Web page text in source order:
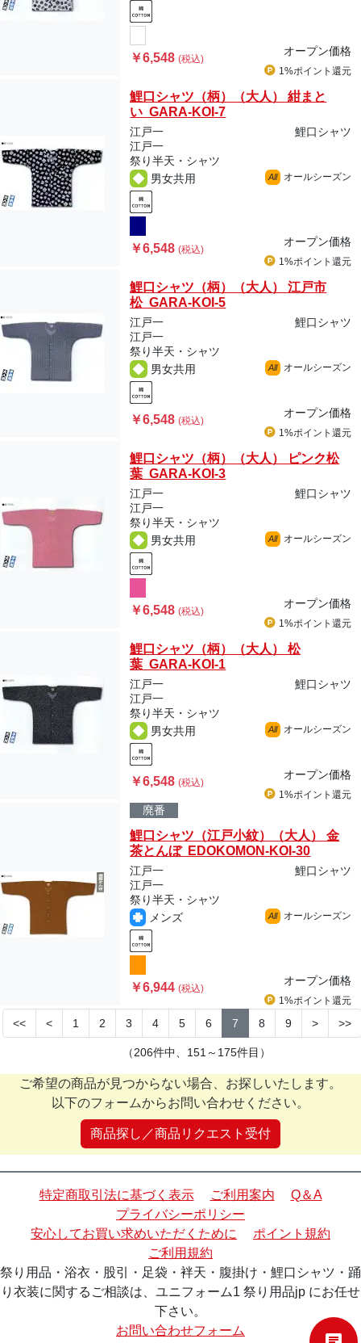
￥6,548(税込)
オープン価格
1%ポイント 還元
鯉口シャツ（柄）（大人） 紺まと
い GARA-KOI-7
江戸一
鯉口シャツ
江戸一
祭り半天・シャツ
男女共用
All オールシーズン
￥6,548(税込)
オープン価格
1%ポイント 還元
鯉口シャツ（柄）（大人） 江戸市
松 GARA-KOI-5
江戸一
鯉口シャツ
江戸一
祭り半天・シャツ
男女共用
All オールシーズン
￥6,548(税込)
オープン価格
1%ポイント 還元
鯉口シャツ（柄）（大人） ピンク松
葉 GARA-KOI-3
江戸一
鯉口シャツ
江戸一
祭り半天・シャツ
男女共用
All オールシーズン
￥6,548(税込)
オープン価格
1%ポイント 還元
鯉口シャツ（柄）（大人） 松
葉 GARA-KOI-1
江戸一
鯉口シャツ
江戸一
祭り半天・シャツ
男女共用
All オールシーズン
￥6,548(税込)
オープン価格
1%ポイント 還元
廃番
鯉口シャツ（江戸小紋）（大人） 金
茶とんぼ EDOKOMON-KOI-30
江戸一
鯉口シャツ
江戸一
祭り半天・シャツ
メンズ
All オールシーズン
￥6,944(税込)
オープン価格
1%ポイント 還元
<< < 1 2 3 4 5 6 7 8 9 > >>
（206件中、151～175件目）
ご希望の商品が見つからない場合、お探しいたします。
以下のフォームからお問い合わせください。
商品探し／商品リクエスト受付
特定商取引法に基づく表示 ご利用案内
Q＆A
プライバシーポリシー
安心してお買い求めいただくために
ポイント規約
ご利用規約
祭り用品・浴衣・股引・足袋・袢天・腹掛け・鯉口シャツ・踊
り衣装に関するご相談は、ユニフォーム1 祭り用品jp にお任せ
下さい。
お問い合わせフォーム